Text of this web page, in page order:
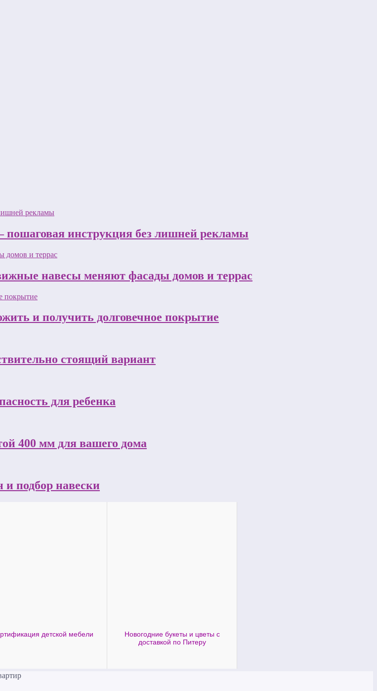
инструкция без лишней рекламы
навесы меняют фасады домов и террас
и получить долговечное покрытие
стоящий вариант
для ребенка
400 мм для вашего дома
и подбор навески
детской мебели
Новогодние букеты и цветы с
доставкой по Питеру